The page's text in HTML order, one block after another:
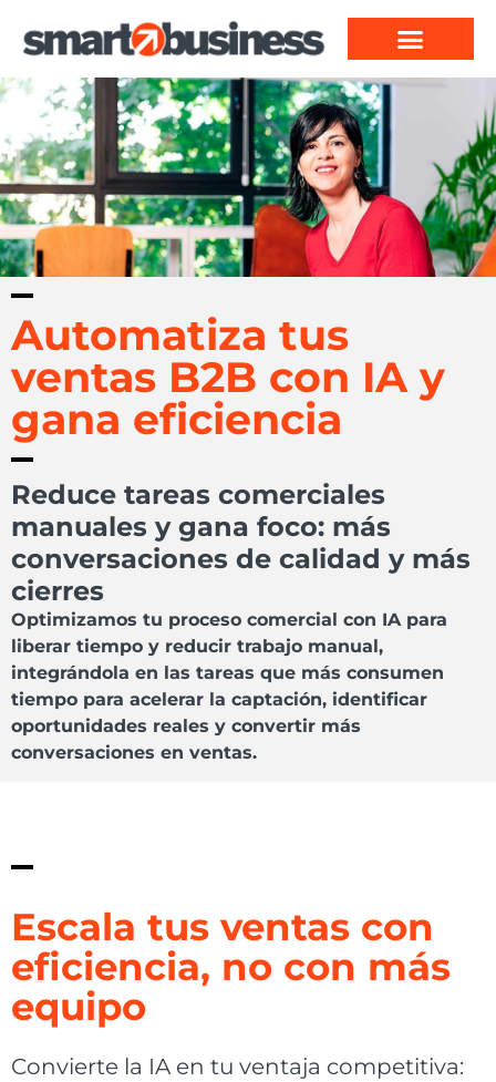
Automatiza tus
ventas B2B con IA y
gana eficiencia
Reduce tareas comerciales
manuales y gana foco: más
conversaciones de calidad y más
cierres
Optimizamos tu proceso comercial con IA para
liberar tiempo y reducir trabajo manual,
integrándola en las tareas que más consumen
tiempo para acelerar la captación, identificar
oportunidades reales y convertir más
conversaciones en ventas.
Escala tus ventas con
eficiencia, no con más
equipo
Convierte la IA en tu ventaja competitiva: